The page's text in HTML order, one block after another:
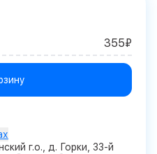
355₽
г.о., д. Горки, 33-й